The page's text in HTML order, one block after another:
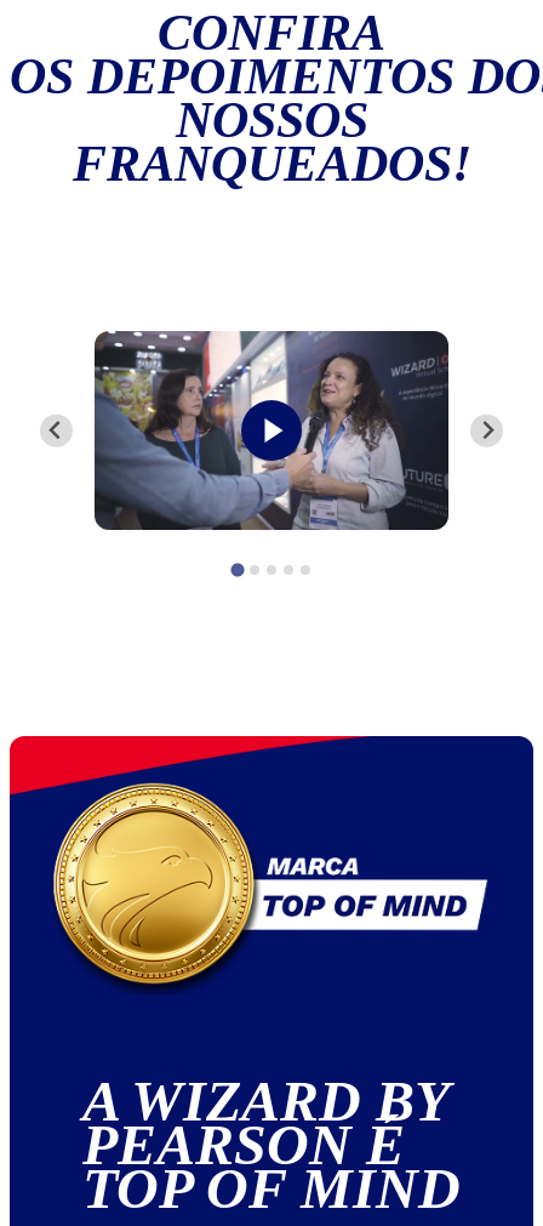
CONFIRA
OS DEPOIMENTOS
NOSSOS
FRANQUEADOS!
A WIZARD BY
PEARSON É
TOP OF MIND